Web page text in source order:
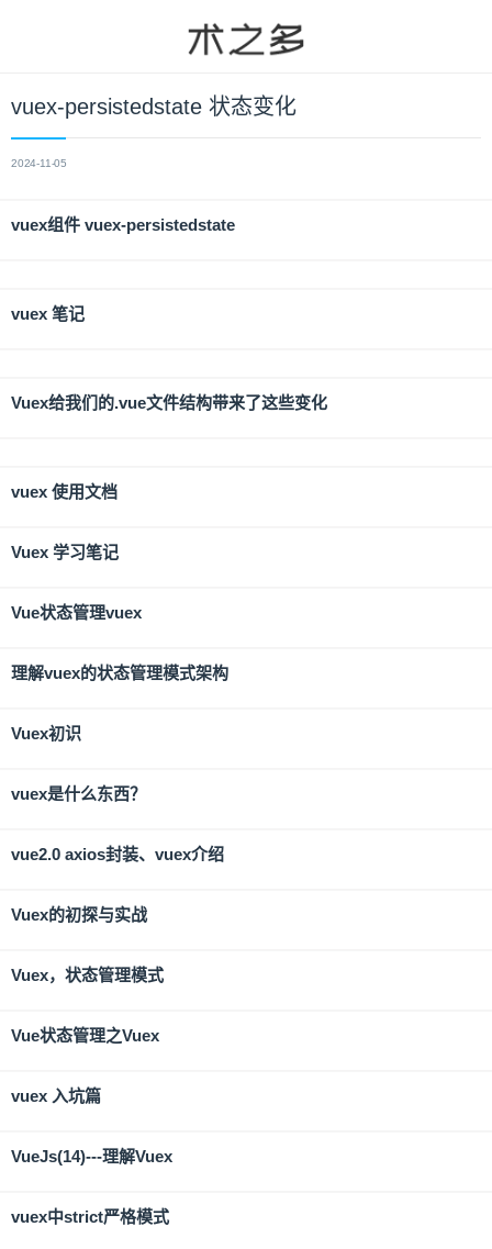
vuex-persistedstate 状态变化
2024-11-05
vuex组件 vuex-persistedstate
vuex 笔记
Vuex给我们的.vue文件结构带来了这些变化
vuex 使用文档
Vuex 学习笔记
Vue状态管理vuex
理解vuex的状态管理模式架构
Vuex初识
vuex是什么东西？
vue2.0 axios封装、vuex介绍
Vuex的初探与实战
Vuex，状态管理模式
Vue状态管理之Vuex
vuex 入坑篇
VueJs(14)---理解Vuex
vuex中strict严格模式